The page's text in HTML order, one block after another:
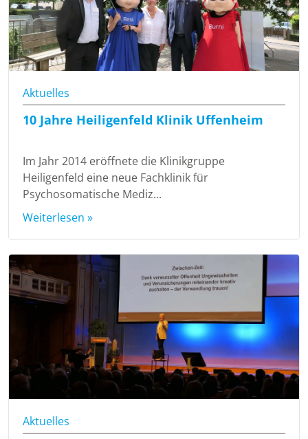
Aktuelles
10 Jahre Heiligenfeld Klinik Uffenheim
Im Jahr 2014 eröffnete die Klinikgruppe
Heiligenfeld eine neue Fachklinik für
Psychosomatische Mediz...
Weiterlesen »
Aktuelles